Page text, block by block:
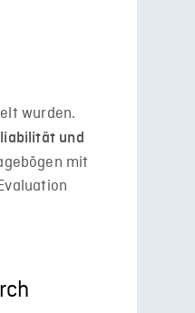
wurden.
und
mit